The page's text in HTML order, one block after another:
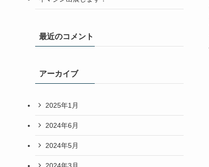
最近のコメント
アーカイブ
2025年1月
2024年6月
2024年5月
2024年3月